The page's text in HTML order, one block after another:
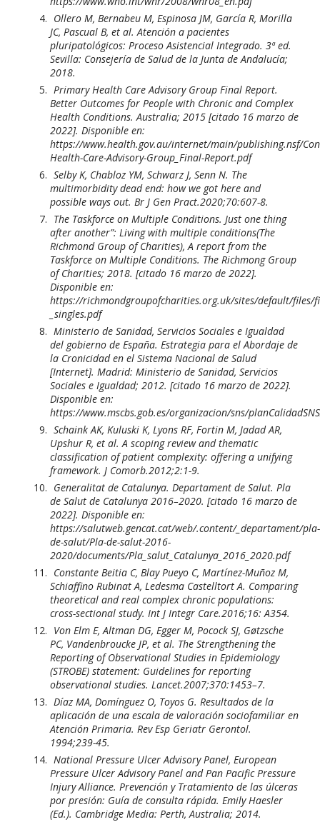
Ollero M, Bernabeu M, Espinosa JM, García R, Morilla
JC, Pascual B, et al. Atención a pacientes
pluripatológicos: Proceso Asistencial Integrado. 3ª ed.
Sevilla: Consejería de Salud de la Junta de Andalucía;
2018.
Primary Health Care Advisory Group Final Report.
Better Outcomes for People with Chronic and Complex
Health Conditions. Australia; 2015 [citado 16 marzo de
2022]. Disponible en:
https://www.health.gov.au/internet/main/publishing.nsf/
Health-Care-Advisory-Group_Final-Report.pdf
Selby K, Chabloz YM, Schwarz J, Senn N. The
multimorbidity dead end: how we got here and
possible ways out. Br J Gen Pract.2020;70:607-8.
The Taskforce on Multiple Conditions. Just one thing
after another”: Living with multiple conditions(The
Richmond Group of Charities), A report from the
Taskforce on Multiple Conditions. The Richmong Group
of Charities; 2018. [citado 16 marzo de 2022].
Disponible en:
https://richmondgroupofcharities.org.uk/sites/default/files/
_singles.pdf
Ministerio de Sanidad, Servicios Sociales e Igualdad
del gobierno de España. Estrategia para el Abordaje de
la Cronicidad en el Sistema Nacional de Salud
[Internet]. Madrid: Ministerio de Sanidad, Servicios
Sociales e Igualdad; 2012. [citado 16 marzo de 2022].
Disponible en:
https://www.mscbs.gob.es/organizacion/sns/planCalidadSNS/
Schaink AK, Kuluski K, Lyons RF, Fortin M, Jadad AR,
Upshur R, et al. A scoping review and thematic
classification of patient complexity: offering a unifying
framework. J Comorb.2012;2:1-9.
Generalitat de Catalunya. Departament de Salut. Pla
de Salut de Catalunya 2016–2020. [citado 16 marzo de
2022]. Disponible en:
https://salutweb.gencat.cat/web/.content/_departament/pla-
de-salut/Pla-de-salut-2016-
2020/documents/Pla_salut_Catalunya_2016_2020.pdf
Constante Beitia C, Blay Pueyo C, Martínez-Muñoz M,
Schiaffino Rubinat A, Ledesma Castelltort A. Comparing
theoretical and real complex chronic populations:
cross-sectional study. Int J Integr Care.2016;16: A354.
Von Elm E, Altman DG, Egger M, Pocock SJ, Gøtzsche
PC, Vandenbroucke JP, et al. The Strengthening the
Reporting of Observational Studies in Epidemiology
(STROBE) statement: Guidelines for reporting
observational studies. Lancet.2007;370:1453–7.
Díaz MA, Domínguez O, Toyos G. Resultados de la
aplicación de una escala de valoración sociofamiliar en
Atención Primaria. Rev Esp Geriatr Gerontol.
1994;239-45.
National Pressure Ulcer Advisory Panel, European
Pressure Ulcer Advisory Panel and Pan Pacific Pressure
Injury Alliance. Prevención y Tratamiento de las úlceras
por presión: Guía de consulta rápida. Emily Haesler
(Ed.). Cambridge Media: Perth, Australia; 2014.